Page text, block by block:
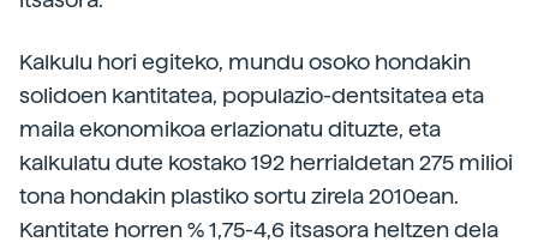
Kalkulu hori egiteko, mundu osoko hondakin
solidoen kantitatea, populazio-dentsitatea eta
maila ekonomikoa erlazionatu dituzte, eta
kalkulatu dute kostako 192 herrialdetan 275 milioi
tona hondakin plastiko sortu zirela 2010ean.
Kantitate horren % 1,75-4,6 itsasora heltzen dela